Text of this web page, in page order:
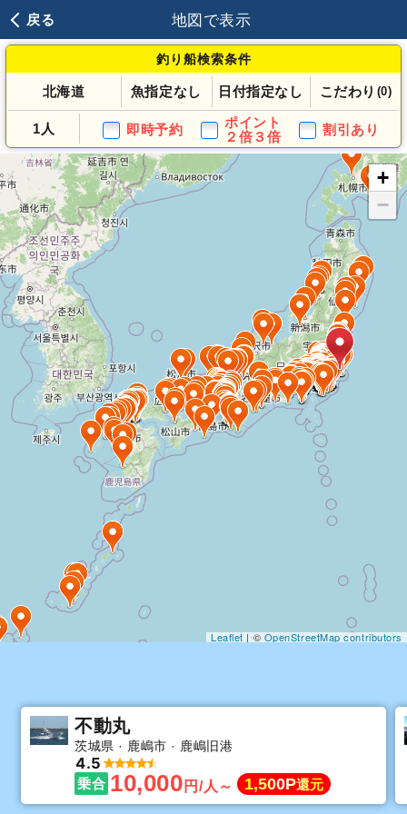
戻る 地図で表示
釣り船検索条件
北海道 魚指定なし 日付指定なし こだわり (0)
1人 即時予約
ポイント
２倍３倍
割引あり
+
−
Leaflet| ©OpenStreetMap contributors
不動丸
茨城県 鹿嶋市 鹿嶋旧港
4.5
乗合 10,000 円/人～ 1,500P還元